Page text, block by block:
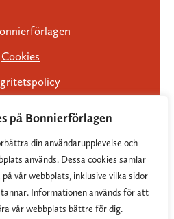
på Bonnierförlagen
din användarupplevelse och
används. Dessa cookies samlar
vår webbplats, inklusive vilka sidor
Informationen används för att
vår webbplats bättre för dig.
Cookies